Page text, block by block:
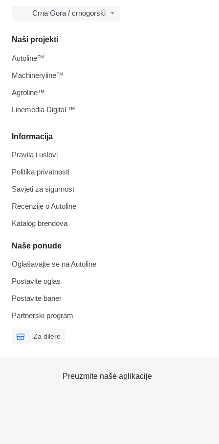
Crna Gora / crnogorski
Informacija
Pravila i uslovi
Politika privatnosti
Savjeti za sigurnost
Recenzije o Autoline
Katalog brendova
Naše ponude
Oglašavajte se na Autoline
Postavite oglas
Postavite baner
Partnerski program
Za dilere
Naši projekti
Autoline™
Machineryline™
Agroline™
Linemedia Digital ™
Preuzmite naše aplikacije